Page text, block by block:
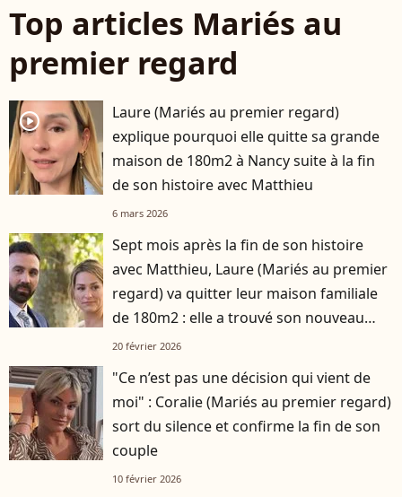
Top articles Mariés au
premier regard
player2
Laure (Mariés au premier regard)
explique pourquoi elle quitte sa grande
maison de 180m2 à Nancy suite à la fin
de son histoire avec Matthieu
6 mars 2026
Sept mois après la fin de son histoire
avec Matthieu, Laure (Mariés au premier
regard) va quitter leur maison familiale
de 180m2 : elle a trouvé son nouveau
logement
20 février 2026
"Ce n’est pas une décision qui vient de
moi" : Coralie (Mariés au premier regard)
sort du silence et confirme la fin de son
couple
10 février 2026